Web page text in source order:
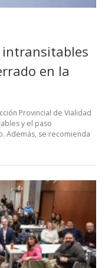
intransitables
en la
Provincial de Vialidad
y el paso
Además, se recomienda